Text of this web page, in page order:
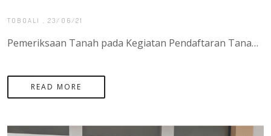
TOBOALI , 23/06/21
Pemeriksaan Tanah pada Kegiatan Pendaftaran Tanah Sistematis Lengkap (PTSL) Tahun 2021 yang di laksankan di desa Penutuk dan Desa Tanjung Labu di pulau Lepar yang di hadiri oleh bapak Agung Basuki, S.ST.,M.H Selaku Kepala Kantor Pertanahan Kabupaten Bangk
READ MORE